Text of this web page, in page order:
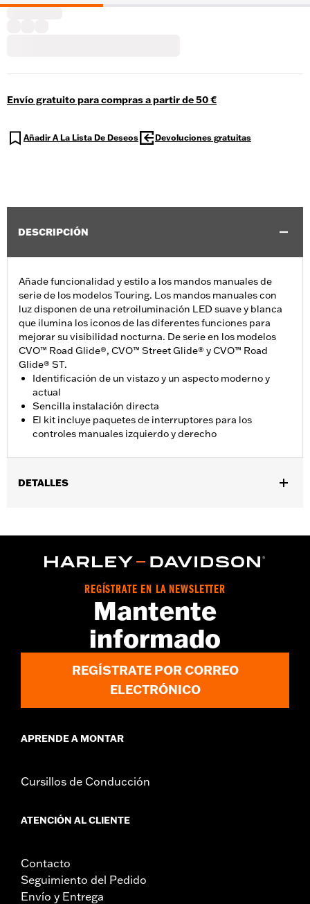
Envío gratuito para compras a partir de 50 €
Añadir A La Lista De Deseos Devoluciones gratuitas
DESCRIPCIÓN
Añade funcionalidad y estilo a los mandos manuales de
serie de los modelos Touring. Los mandos manuales con
luz disponen de una retroiluminación LED suave y blanca
que ilumina los iconos de las diferentes funciones para
mejorar su visibilidad nocturna. De serie en los modelos
CVO™ Road Glide®, CVO™ Street Glide® y CVO™ Road
Glide® ST.
Identificación de un vistazo y un aspecto moderno y
actual
Sencilla instalación directa
El kit incluye paquetes de interruptores para los
controles manuales izquierdo y derecho
DETALLES
posteriores.
Instrucciones de instalación
REGÍSTRATE EN LA NEWSLETTER
Mantente
informado
REGÍSTRATE POR CORREO
ELECTRÓNICO
APRENDE A MONTAR
Cursillos de Conducción
ATENCIÓN AL CLIENTE
Contacto
Seguimiento del Pedido
Envío y Entrega